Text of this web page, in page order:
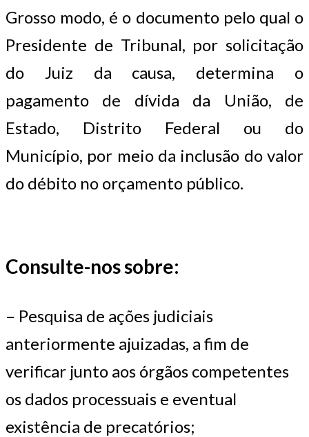
Grosso modo, é o documento pelo qual o
Presidente de Tribunal, por solicitação
do Juiz da causa, determina o
pagamento de dívida da União, de
Estado, Distrito Federal ou do
Município, por meio da inclusão do valor
do débito no orçamento público.
Consulte-nos sobre:
– Pesquisa de ações judiciais
anteriormente ajuizadas, a fim de
verificar junto aos órgãos competentes
os dados processuais e eventual
existência de precatórios;